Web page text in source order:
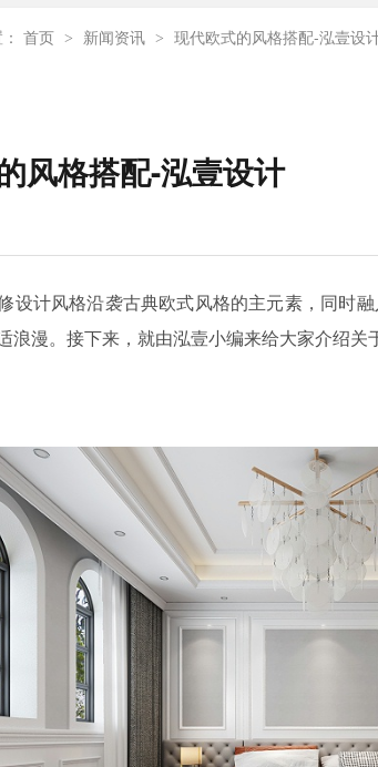
首页 > 新闻资讯 > 现代欧式的风格搭配-泓壹设
风格搭配-泓壹设计
设计风格沿袭古典欧式风格的主元素，同时
浪漫。接下来，就由泓壹小编来给大家介绍关